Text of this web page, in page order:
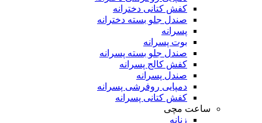
کفش کتانی دخترانه
صندل جلو بسته دخترانه
پسرانه
بوت پسرانه
صندل جلو بسته پسرانه
کفش کالج پسرانه
صندل پسرانه
دمپایی روفرشی پسرانه
کفش کتانی پسرانه
ساعت مچی
زنانه